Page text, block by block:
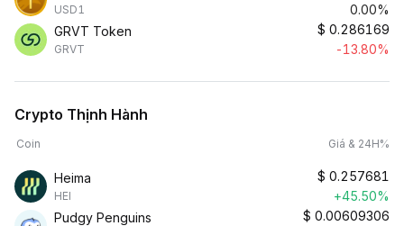
USD1
0.00%
GRVT Token
GRVT
$ 0.286169
-13.80%
Crypto Thịnh Hành
Coin Giá & 24H%
Heima
HEI
$ 0.257681
+45.50%
Pudgy Penguins
$ 0.00609306